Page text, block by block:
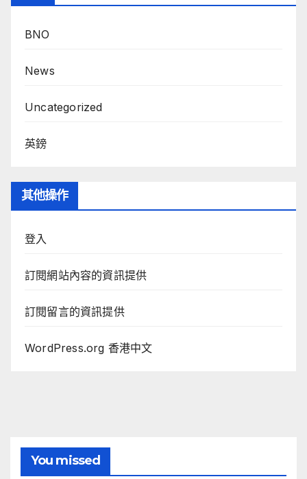
BNO
News
Uncategorized
英鎊
其他操作
登入
訂閱網站內容的資訊提供
訂閱留言的資訊提供
WordPress.org 香港中文
You missed